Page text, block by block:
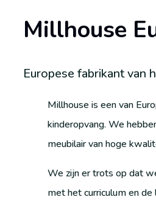
Millhouse
Europese fabrikant van
Millhouse is een van
kinderopvang. We
meubilair van hoge
We zijn er trots op dat
met het curriculum en